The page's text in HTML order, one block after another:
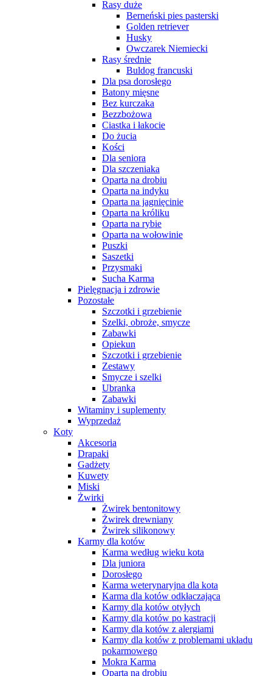
Rasy duże
Berneński pies pasterski
Golden retriever
Husky
Owczarek Niemiecki
Rasy średnie
Buldog francuski
Dla psa dorosłego
Batony mięsne
Bez kurczaka
Bezzbożowa
Ciastka i łakocie
Do żucia
Kości
Dla seniora
Dla szczeniaka
Oparta na drobiu
Oparta na indyku
Oparta na jagnięcinie
Oparta na króliku
Oparta na rybie
Oparta na wołowinie
Puszki
Saszetki
Przysmaki
Sucha Karma
Pielęgnacja i zdrowie
Pozostałe
Szczotki i grzebienie
Szelki, obroże, smycze
Zabawki
Opiekun
Szczotki i grzebienie
Zestawy
Smycze i szelki
Ubranka
Zabawki
Witaminy i suplementy
Wyprzedaż
Koty
Akcesoria
Drapaki
Gadżety
Kuwety
Miski
Żwirki
Żwirek bentonitowy
Żwirek drewniany
Żwirek silikonowy
Karmy dla kotów
Karma według wieku kota
Dla juniora
Dorosłego
Karma weterynaryjna dla kota
Karma dla kotów odkłaczająca
Karmy dla kotów otyłych
Karmy dla kotów po kastracji
Karmy dla kotów z alergiami
Karmy dla kotów z problemami układu
pokarmowego
Mokra Karma
Oparta na drobiu